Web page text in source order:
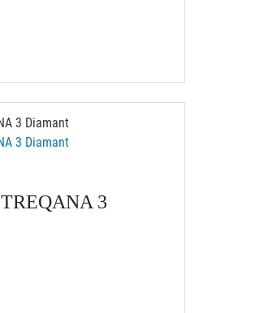
TREQANA 3